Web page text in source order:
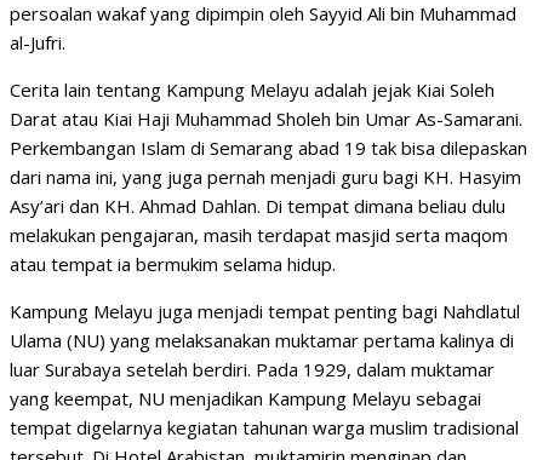
persoalan wakaf yang dipimpin oleh Sayyid Ali bin Muhammad
al-Jufri.
Cerita lain tentang Kampung Melayu adalah jejak Kiai Soleh
Darat atau Kiai Haji Muhammad Sholeh bin Umar As-Samarani.
Perkembangan Islam di Semarang abad 19 tak bisa dilepaskan
dari nama ini, yang juga pernah menjadi guru bagi KH. Hasyim
Asy’ari dan KH. Ahmad Dahlan. Di tempat dimana beliau dulu
melakukan pengajaran, masih terdapat masjid serta maqom
atau tempat ia bermukim selama hidup.
Kampung Melayu juga menjadi tempat penting bagi Nahdlatul
Ulama (NU) yang melaksanakan muktamar pertama kalinya di
luar Surabaya setelah berdiri. Pada 1929, dalam muktamar
yang keempat, NU menjadikan Kampung Melayu sebagai
tempat digelarnya kegiatan tahunan warga muslim tradisional